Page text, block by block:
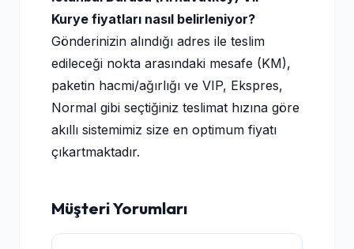
Kurye fiyatları nasıl belirleniyor?
Gönderinizin alındığı adres ile teslim
edileceği nokta arasındaki mesafe (KM),
paketin hacmi/ağırlığı ve VIP, Ekspres,
Normal gibi seçtiğiniz teslimat hızına göre
akıllı sistemimiz size en optimum fiyatı
çıkartmaktadır.
Müşteri Yorumları